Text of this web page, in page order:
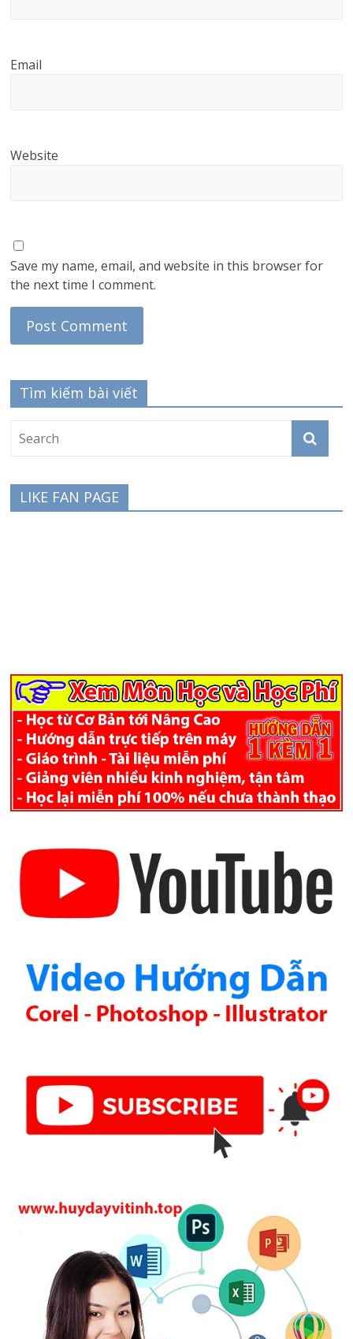
Email
Website
Save my name, email, and website in this browser for
the next time I comment.
Tìm kiếm bài viết
LIKE FAN PAGE